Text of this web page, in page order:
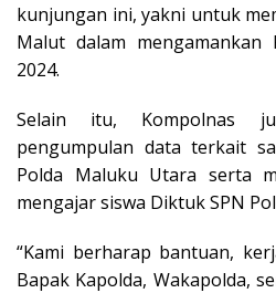
kunjungan ini, yakni untuk
Malut dalam mengamankan
2024.
Selain itu, Kompolnas
pengumpulan data terkait
Polda Maluku Utara serta
mengajar siswa Diktuk SPN
“Kami berharap bantuan,
Bapak Kapolda, Wakapolda,